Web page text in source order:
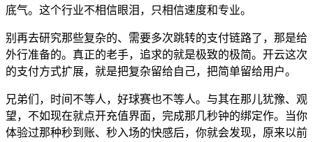
底气。这个行业不相信眼泪，只相信速度和专业。
别再去研究那些复杂的、需要多次跳转的支付链路了，那是给
外行准备的。真正的老手，追求的就是极致的极简。开云这次
的支付方式扩展，就是把复杂留给自己，把简单留给用户。
兄弟们，时间不等人，好球赛也不等人。与其在那儿犹豫、观
望，不如现在就点开充值界面，完成那几秒钟的绑定作。当你
体验过那种秒到账、秒入场的快感后，你就会发现，原来以前